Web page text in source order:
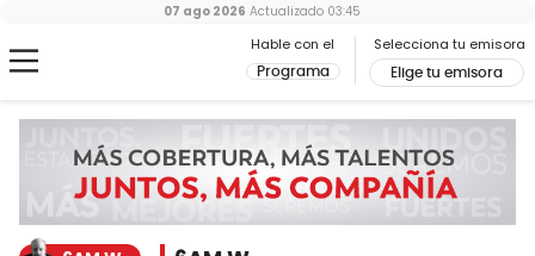
Hable con el
Programa
Selecciona tu emisora
Elige tu emisora
07 ago 2026 Actualizado 03:45